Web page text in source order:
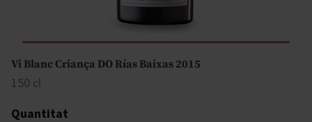
Vi Blanc Criança DO Rías Baixas 2015
150 cl
Quantitat